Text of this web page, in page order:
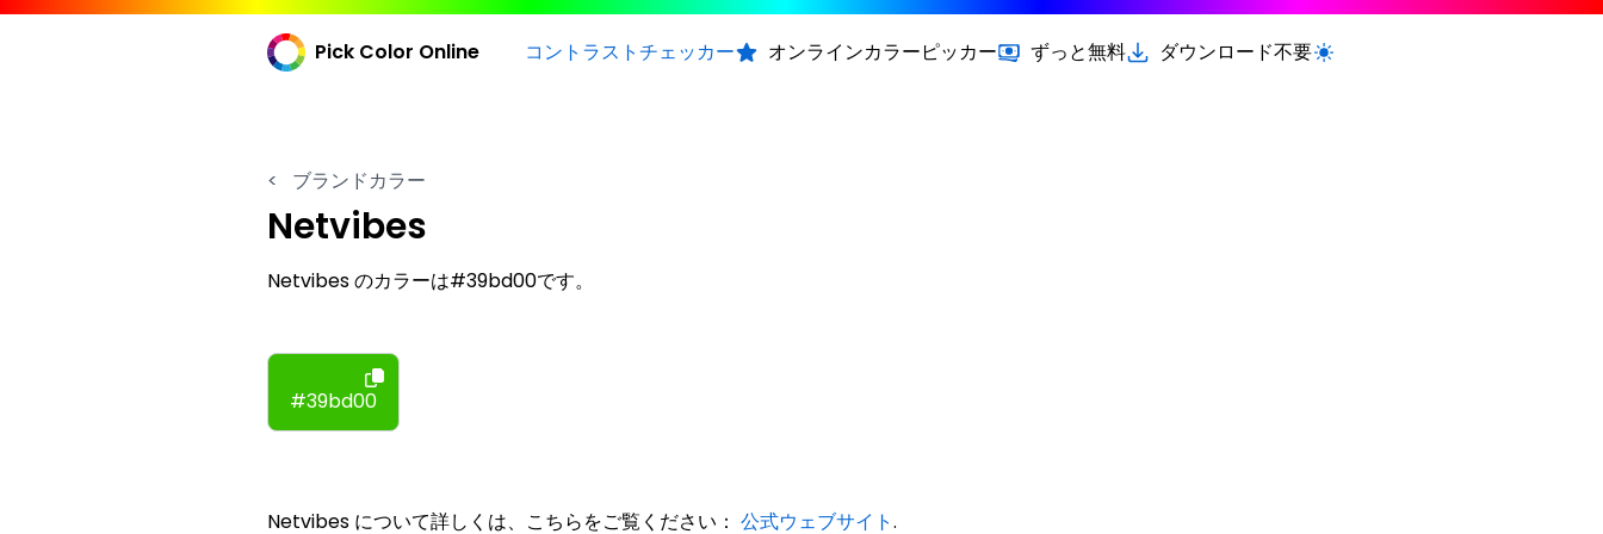
Pick Color Online コントラストチェッカー オンラインカラーピッカー ずっと無料 ダウンロード不要ライト/ダークモードを切り替える
< ブランドカラー
Netvibes
Netvibes のカラーは#39bd00です。
#39bd00
Netvibes について詳しくは、こちらをご覧ください： 公式ウェブサイト.